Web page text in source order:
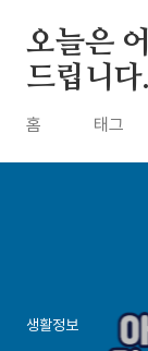
오늘은
드립니다.
홈 태그
생활정보